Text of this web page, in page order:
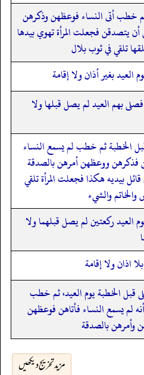
خطب أتى النساء فوعظهن وذكرهن
يتصدقن فجعلت المرأة تهوي بيدها
تلقي في ثوب بلال
العيد بغير أذان ولا إقامة
بهم العيد لم يصل قبلها ولا
الخطبة ثم خطب لم يسمع النساء
فذكرهن ووعظهن أمرهن بالصدقة
بيديه هكذا فجعلت المرأة تلقي
والشيء
العيد ركعتين لم يصل قبلهما ولا
اذان ولا إقامة
قبل الخطبة يوم العيد، ثم خطب
لم يسمع النساء فأتاهن فوعظهن
وأمرهن بالصدقة
مزید تخریج دیکھیں